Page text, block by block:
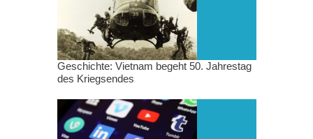
Geschichte: Vietnam begeht 50. Jahrestag
des Kriegsendes